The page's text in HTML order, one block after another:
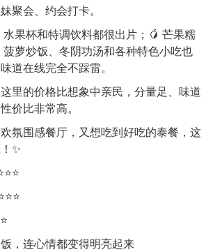
聚会、约会打卡。
果杯和特调饮料都很出片；🥭 芒果糯
萝炒饭、冬阴功汤和各种特色小吃也
道在线完全不踩雷。
里的价格比想象中亲民，分量足、味道
价比非常高。
氛围感餐厅，又想吃到好吃的泰餐，这
✨
，连心情都变得明亮起来